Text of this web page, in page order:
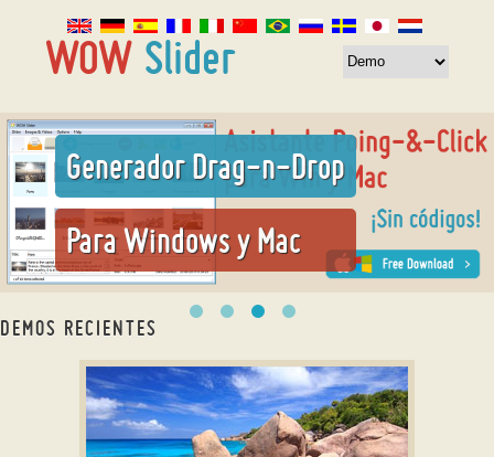
Generador Drag-n-Drop
Para Windows y Mac
DEMOS RECIENTES